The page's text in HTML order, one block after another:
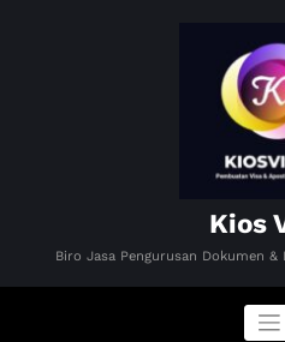
Kios
Biro Jasa Pengurusan Dokumen